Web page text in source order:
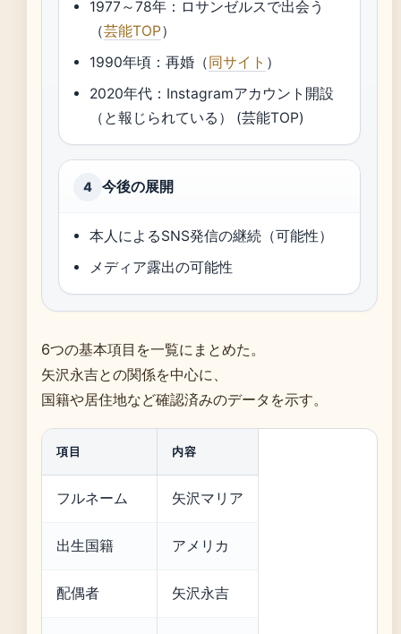
1977～78年：ロサンゼルスで出会う
（芸能TOP）
1990年頃：再婚（同サイト ）
2020年代：Instagramアカウント開設
（と報じられている） (芸能TOP)
4 今後の展開
本人によるSNS発信の継続（可能性）
メディア露出の可能性
6つの基本項目を一覧にまとめた。
矢沢永吉との関係を中心に、
国籍や居住地など確認済みのデータを示す。
項目 内容
フルネーム 矢沢マリア
出生国籍 アメリカ
配偶者 矢沢永吉